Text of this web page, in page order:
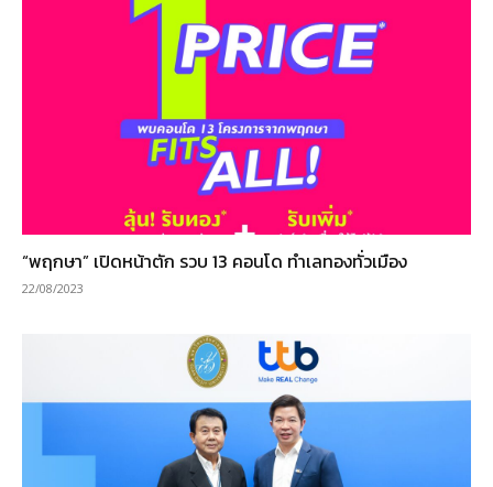
“พฤกษา” เปิดหน้าตัก รวบ 13 คอนโด ทำเลทองทั่วเมือง
22/08/2023